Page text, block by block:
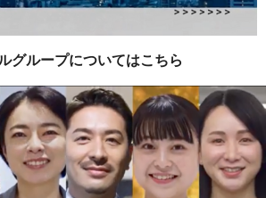
グループについてはこちら